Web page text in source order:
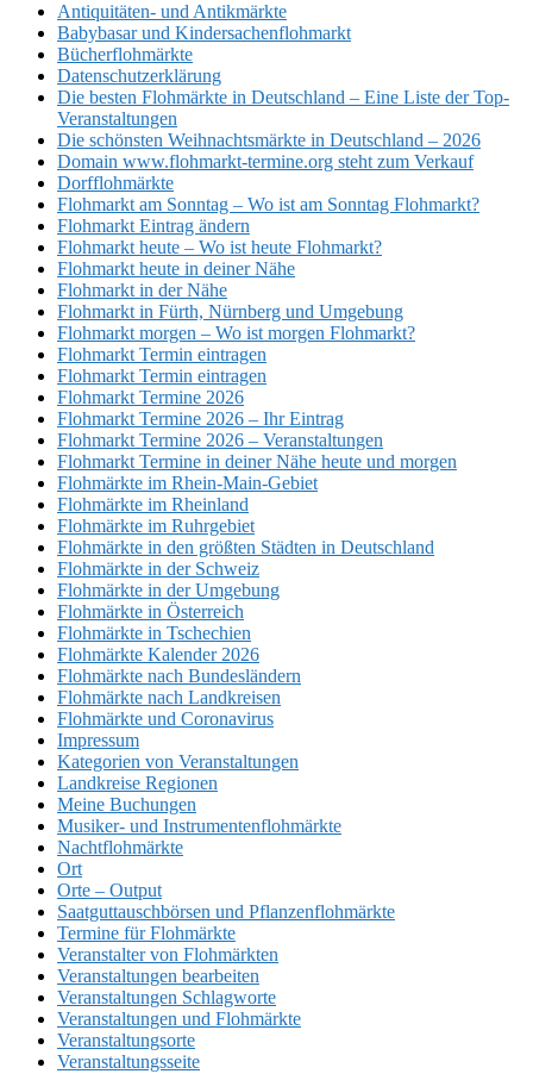
Antiquitäten- und Antikmärkte
Babybasar und Kindersachenflohmarkt
Bücherflohmärkte
Datenschutzerklärung
Die besten Flohmärkte in Deutschland – Eine Liste der Top-
Veranstaltungen
Die schönsten Weihnachtsmärkte in Deutschland – 2026
Domain www.flohmarkt-termine.org steht zum Verkauf
Dorfflohmärkte
Flohmarkt am Sonntag – Wo ist am Sonntag Flohmarkt?
Flohmarkt Eintrag ändern
Flohmarkt heute – Wo ist heute Flohmarkt?
Flohmarkt heute in deiner Nähe
Flohmarkt in der Nähe
Flohmarkt in Fürth, Nürnberg und Umgebung
Flohmarkt morgen – Wo ist morgen Flohmarkt?
Flohmarkt Termin eintragen
Flohmarkt Termin eintragen
Flohmarkt Termine 2026
Flohmarkt Termine 2026 – Ihr Eintrag
Flohmarkt Termine 2026 – Veranstaltungen
Flohmarkt Termine in deiner Nähe heute und morgen
Flohmärkte im Rhein-Main-Gebiet
Flohmärkte im Rheinland
Flohmärkte im Ruhrgebiet
Flohmärkte in den größten Städten in Deutschland
Flohmärkte in der Schweiz
Flohmärkte in der Umgebung
Flohmärkte in Österreich
Flohmärkte in Tschechien
Flohmärkte Kalender 2026
Flohmärkte nach Bundesländern
Flohmärkte nach Landkreisen
Flohmärkte und Coronavirus
Impressum
Kategorien von Veranstaltungen
Landkreise Regionen
Meine Buchungen
Musiker- und Instrumentenflohmärkte
Nachtflohmärkte
Ort
Orte – Output
Saatguttauschbörsen und Pflanzenflohmärkte
Termine für Flohmärkte
Veranstalter von Flohmärkten
Veranstaltungen bearbeiten
Veranstaltungen Schlagworte
Veranstaltungen und Flohmärkte
Veranstaltungsorte
Veranstaltungsseite